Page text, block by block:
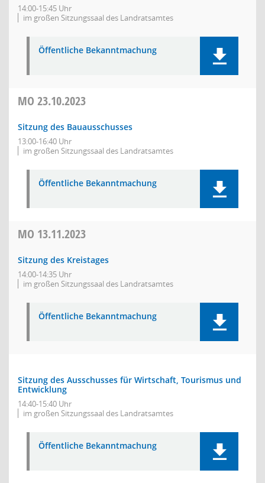
14:00-15:45 Uhr
im großen Sitzungssaal des Landratsamtes
Öffentliche Bekanntmachung
MO 23.10.2023
Sitzung des Bauausschusses
13:00-16:40 Uhr
im großen Sitzungssaal des Landratsamtes
Öffentliche Bekanntmachung
MO 13.11.2023
Sitzung des Kreistages
14:00-14:35 Uhr
im großen Sitzungssaal des Landratsamtes
Öffentliche Bekanntmachung
Sitzung des Ausschusses für Wirtschaft, Tourismus und
Entwicklung
14:40-15:40 Uhr
im großen Sitzungssaal des Landratsamtes
Öffentliche Bekanntmachung